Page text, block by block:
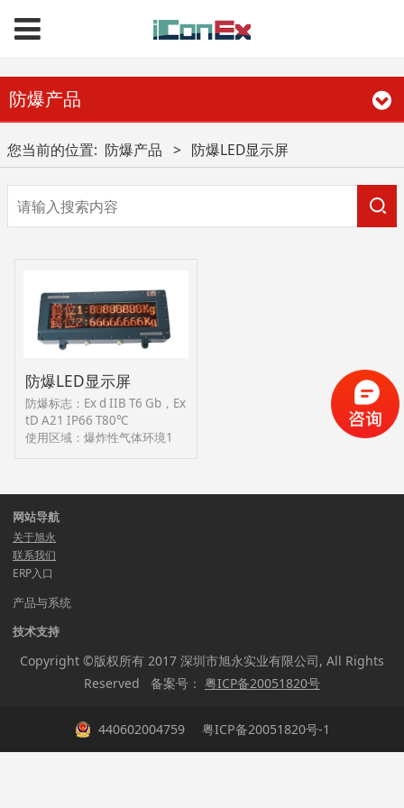
防爆产品
您当前的位置: 防爆产品 > 防爆LED显示屏
防爆LED显示屏
防爆标志：Ex d IIB T6 Gb，Ex
tD A21 IP66 T80℃
使用区域：爆炸性气体环境1
网站导航
关于旭永
联系我们
ERP入口
产品与系统
技术支持
Copyright ©版权所有 2017 深圳市旭永实业有限公司, All Rights
Reserved 备案号： 粤ICP备20051820号
440602004759 粤ICP备20051820号-1